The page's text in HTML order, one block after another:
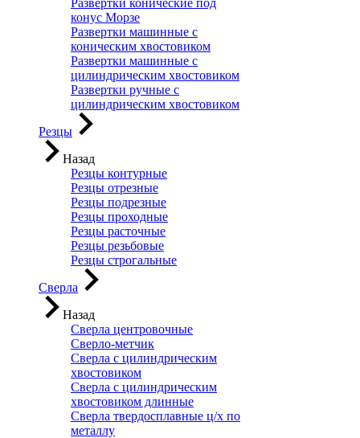
Развертки конические под
конус Морзе
Развертки машинные с
коническим хвостовиком
Развертки машинные с
цилиндрическим хвостовиком
Развертки ручные с
цилиндрическим хвостовиком
Резцы
Назад
Резцы контурные
Резцы отрезные
Резцы подрезные
Резцы проходные
Резцы расточные
Резцы резьбовые
Резцы строгальные
Сверла
Назад
Сверла центровочные
Сверло-метчик
Сверла с цилиндрическим
хвостовиком
Сверла с цилиндрическим
хвостовиком длинные
Сверла твердосплавные ц/х по
металлу